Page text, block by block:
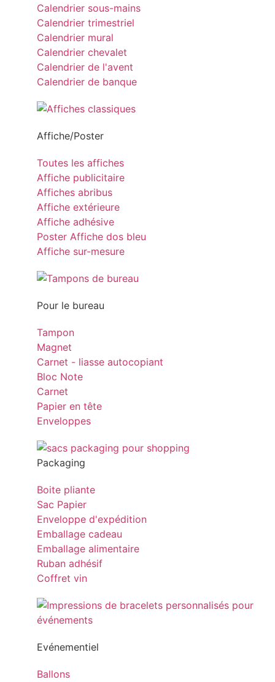
Calendrier sous-mains
Calendrier trimestriel
Calendrier mural
Calendrier chevalet
Calendrier de l'avent
Calendrier de banque
Affiche/Poster
Toutes les affiches
Affiche publicitaire
Affiches abribus
Affiche extérieure
Affiche adhésive
Poster Affiche dos bleu
Affiche sur-mesure
Pour le bureau
Tampon
Magnet
Carnet - liasse autocopiant
Bloc Note
Carnet
Papier en tête
Enveloppes
Packaging
Boite pliante
Sac Papier
Enveloppe d'expédition
Emballage cadeau
Emballage alimentaire
Ruban adhésif
Coffret vin
Evénementiel
Ballons